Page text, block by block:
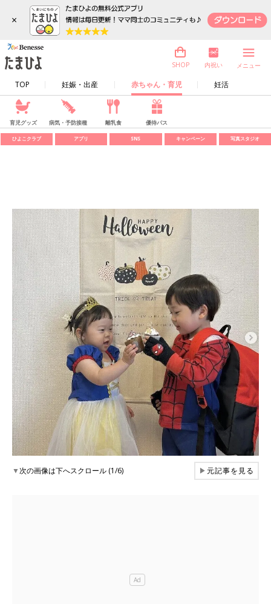
×
TOP 妊娠・出産 赤ちゃん・育児 妊活
SHOP 内祝い メニュー
育児グッズ 病気・予防接種 離乳食 優待パス
ひよこクラブ アプリ SNS キャンペーン 写真スタジオ
▼次の画像は下へスクロール (1/6) ▶元記事を見る